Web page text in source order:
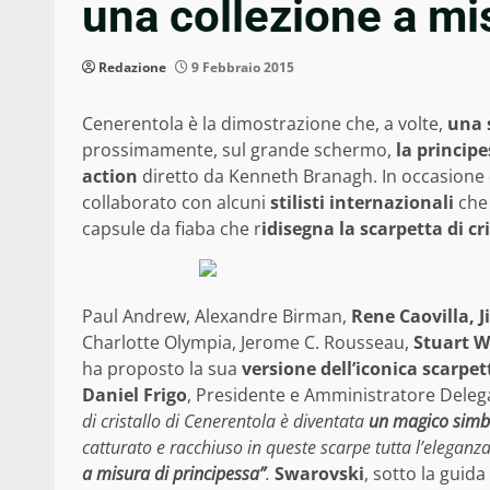
una collezione a
Redazione 9 Febbraio 2015
Cenerentola è la dimostrazione che, a volte, una
prossimamente, sul grande schermo, la
action diretto da Kenneth Branagh. In occasione
collaborato con alcuni stilisti internazionali
capsule da fiaba che ridisegna la scarpetta di
Paul Andrew, Alexandre Birman, Rene Caovilla,
Charlotte Olympia, Jerome C. Rousseau, Stuart
ha proposto la sua versione dell’iconica
Daniel Frigo, Presidente e Amministratore
di cristallo di Cenerentola è diventata un magico
catturato e racchiuso in queste scarpe tutta
a misura di principessa”. Swarovski, sotto la guida